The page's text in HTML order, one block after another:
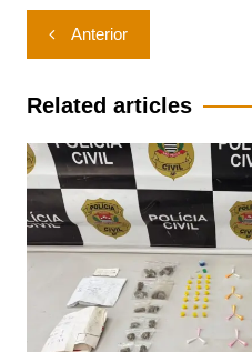
Navegação
de
Post
Anterior
Related articles